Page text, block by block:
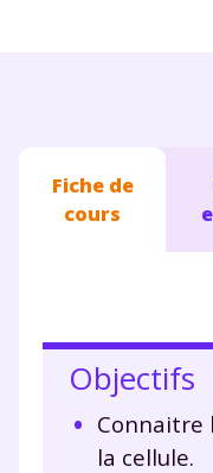
Fiche de
cours
Objectifs
Connaitre
la cellule.